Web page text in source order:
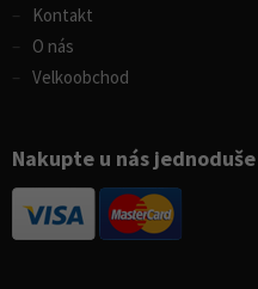
Kontakt
O nás
Velkoobchod
Nakupte u nás